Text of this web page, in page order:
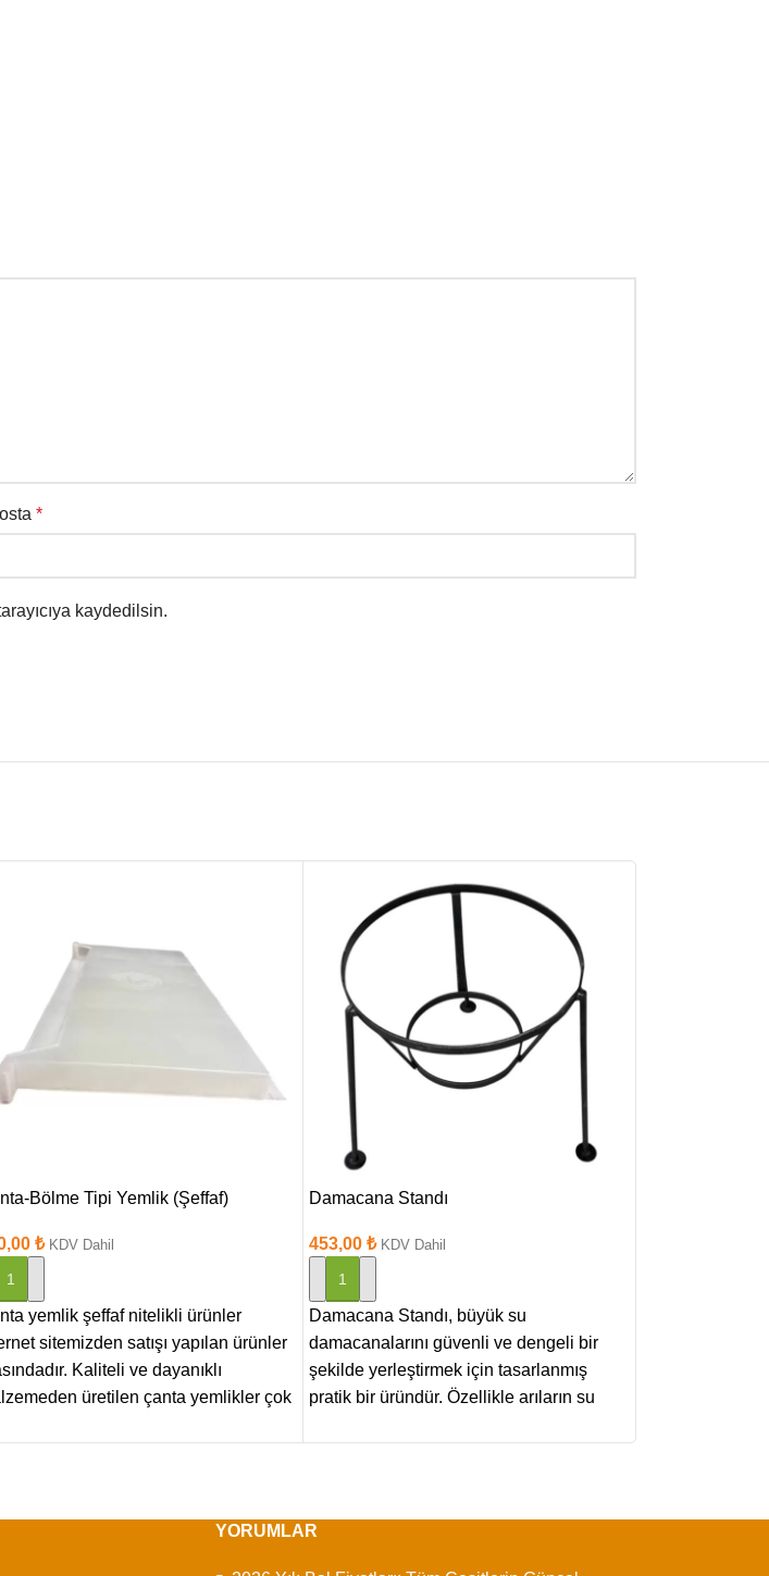
*
kaydedilsin.
Bölme Tipi Yemlik (Şeffaf)
₺ KDV Dahil
EKLE
yemlik şeffaf nitelikli ürünler
sitemizden satışı yapılan ürünler
Kaliteli ve dayanıklı
üretilen çanta yemlikler çok
Damacana Standı
453,00 ₺ KDV Dahil
SEPETE EKLE
Damacana Standı, büyük su
damacanalarını güvenli ve dengeli bir
şekilde yerleştirmek için tasarlanmış
pratik bir üründür. Özellikle arıların su
YORUMLAR